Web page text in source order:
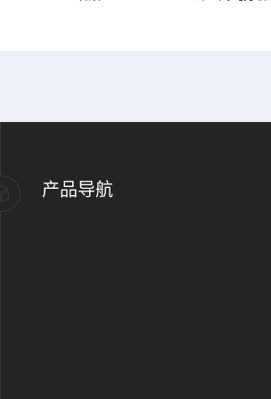
产品导航